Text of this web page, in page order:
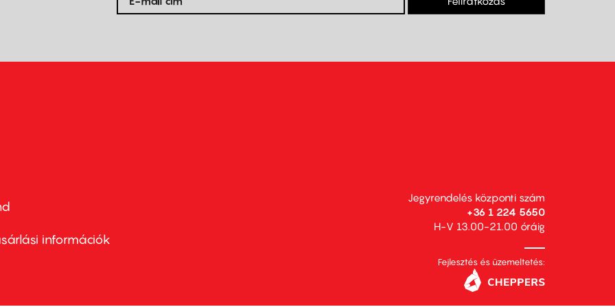
információk
Jegyrendelés központi szám
+36 1 224 5650
H-V 13.00-21.00 óráig
Fejlesztés és üzemeltetés: